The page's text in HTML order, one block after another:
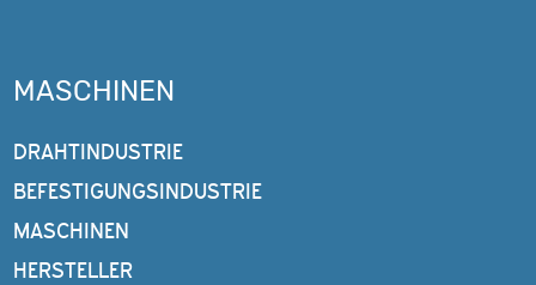
MASCHINEN
DRAHTINDUSTRIE
BEFESTIGUNGSINDUSTRIE
MASCHINEN
HERSTELLER